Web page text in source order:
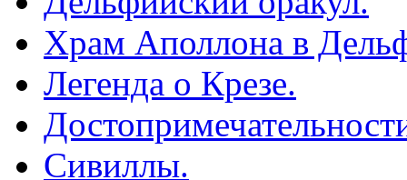
Храм Аполлона в
Легенда о Крезе.
Сивиллы.